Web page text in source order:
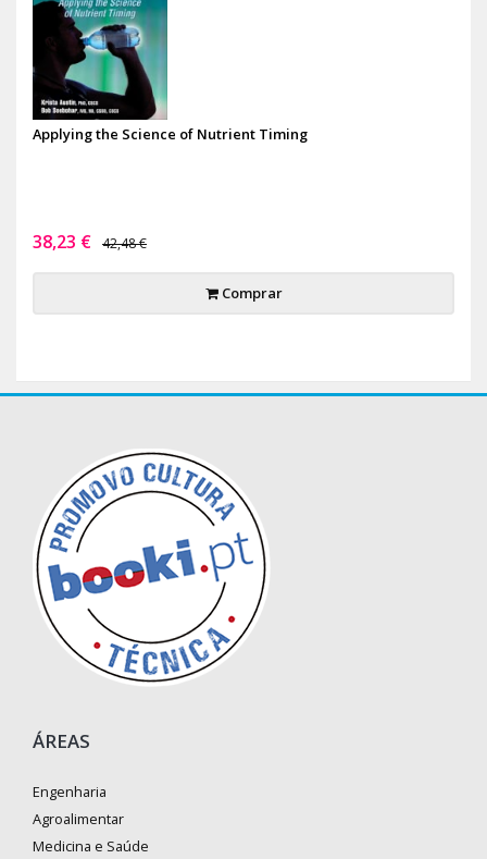
Applying the Science of Nutrient Timing
38,23 € 42,48 €
Comprar
ÁREAS
Engenharia
Agroalimentar
Medicina e Saúde